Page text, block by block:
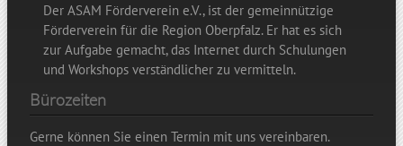
Der ASAM Förderverein e.V., ist der gemeinnützige
Förderverein für die Region Oberpfalz. Er hat es sich
zur Aufgabe gemacht, das Internet durch Schulungen
und Workshops verständlicher zu vermitteln.
Bürozeiten
Gerne können Sie einen Termin mit uns vereinbaren.